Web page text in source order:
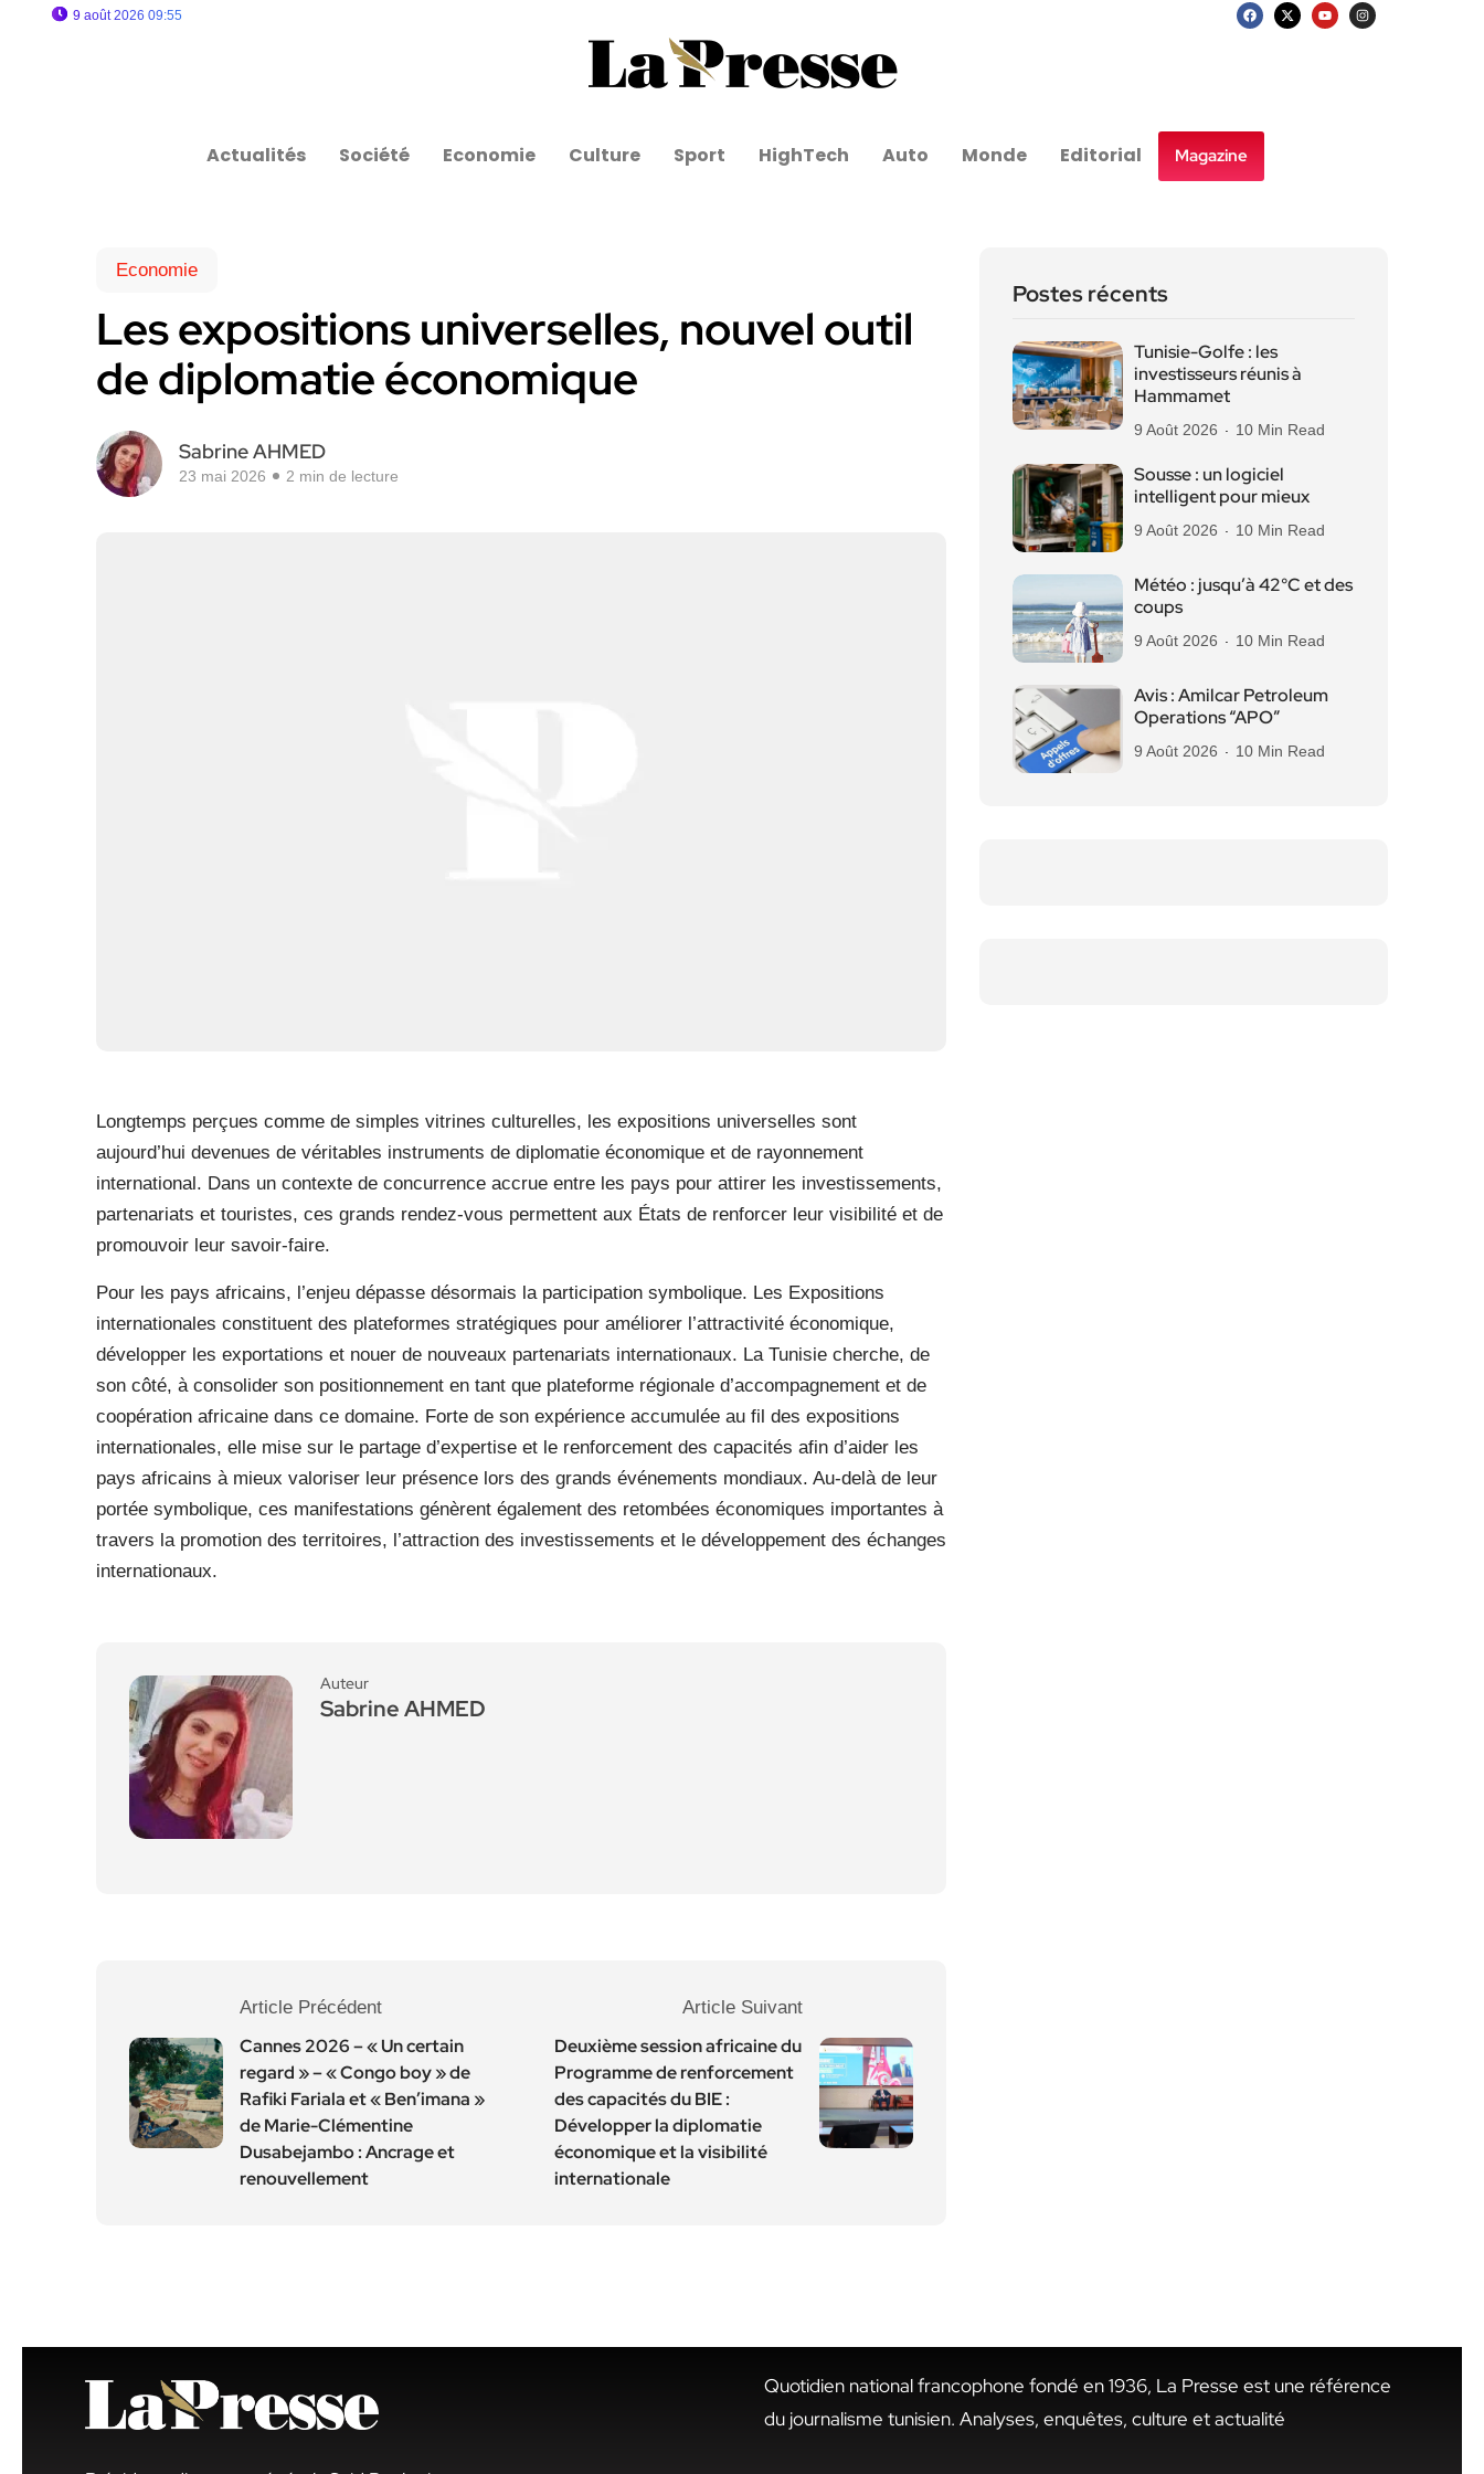
9 août 2026 09:55
Actualités Société Economie Culture Sport HighTech Auto Monde Editorial Magazine
Economie
Les expositions universelles, nouvel outil
de diplomatie économique
Sabrine AHMED
23 mai 2026 2 min de lecture
Longtemps perçues comme de simples vitrines culturelles, les expositions universelles sont
aujourd’hui devenues de véritables instruments de diplomatie économique et de rayonnement
international. Dans un contexte de concurrence accrue entre les pays pour attirer les investissements,
partenariats et touristes, ces grands rendez-vous permettent aux États de renforcer leur visibilité et de
promouvoir leur savoir-faire.
Pour les pays africains, l’enjeu dépasse désormais la participation symbolique. Les Expositions
internationales constituent des plateformes stratégiques pour améliorer l’attractivité économique,
développer les exportations et nouer de nouveaux partenariats internationaux. La Tunisie cherche, de
son côté, à consolider son positionnement en tant que plateforme régionale d’accompagnement et de
coopération africaine dans ce domaine. Forte de son expérience accumulée au fil des expositions
internationales, elle mise sur le partage d’expertise et le renforcement des capacités afin d’aider les
pays africains à mieux valoriser leur présence lors des grands événements mondiaux. Au-delà de leur
portée symbolique, ces manifestations génèrent également des retombées économiques importantes à
travers la promotion des territoires, l’attraction des investissements et le développement des échanges
internationaux.
Auteur
Sabrine AHMED
Article Précédent
Cannes 2026 – « Un certain
regard » – « Congo boy » de
Rafiki Fariala et « Ben’imana »
de Marie-Clémentine
Dusabejambo : Ancrage et
renouvellement
Article Suivant
Deuxième session africaine du
Programme de renforcement
des capacités du BIE :
Développer la diplomatie
économique et la visibilité
internationale
Postes récents
Tunisie-Golfe : les
investisseurs réunis à
Hammamet
9 Août 2026 10 Min Read
Sousse : un logiciel
intelligent pour mieux
9 Août 2026 10 Min Read
Météo : jusqu’à 42°C et des
coups
9 Août 2026 10 Min Read
Avis : Amilcar Petroleum
Operations “APO”
9 Août 2026 10 Min Read
Quotidien national francophone fondé en 1936, La Presse est une référence
du journalisme tunisien. Analyses, enquêtes, culture et actualité